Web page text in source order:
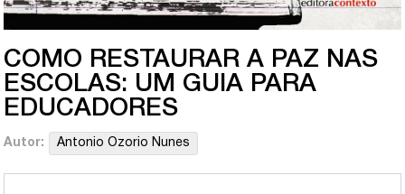
COMO RESTAURAR A PAZ NAS
ESCOLAS: UM GUIA PARA
EDUCADORES
Autor: Antonio Ozorio Nunes